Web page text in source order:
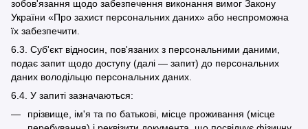
зобов'язання щодо забезпечення виконання вимог Закону
України «Про захист персональних даних» або неспроможна
їх забезпечити.
6.3. Суб'єкт відносин, пов'язаних з персональними даними,
подає запит щодо доступу (далі — запит) до персональних
даних володільцю персональних даних.
6.4. У запиті зазначаються:
прізвище, ім'я та по батькові, місце проживання (місце